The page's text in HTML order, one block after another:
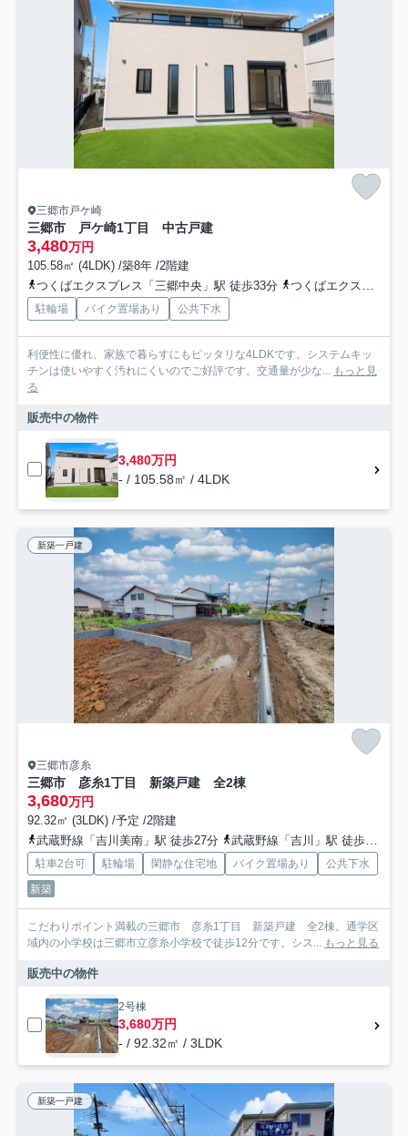
三郷市戸ケ崎
三郷市 戸ケ崎1丁目 中古戸建
3,480万円
105.58㎡ (4LDK) /築8年 /2階建
つくばエクスプレス「三郷中央」駅 徒歩33分
つくばエクスプレス「八潮」駅 徒歩38分
駐輪場 バイク置場あり 公共下水
利便性に優れ、家族で暮らすにもピッタリな4LDKです。システムキッ
チンは使いやすく汚れにくいのでご好評です。交通量が少な...
もっと見
る
販売中の物件
3,480万円
- / 105.58㎡ / 4LDK
新築一戸建
三郷市彦糸
三郷市 彦糸1丁目 新築戸建 全2棟
3,680万円
92.32㎡ (3LDK) /予定 /2階建
武蔵野線「吉川美南」駅 徒歩27分
武蔵野線「吉川」駅 徒歩28分
駐車2台可 駐輪場 閑静な住宅地 バイク置場あり
公共下水
新築
こだわりポイント満載の三郷市 彦糸1丁目 新築戸建 全2棟。通学区
域内の小学校は三郷市立彦糸小学校で徒歩12分です。シス...
もっと見る
販売中の物件
2号棟
3,680万円
- / 92.32㎡ / 3LDK
新築一戸建